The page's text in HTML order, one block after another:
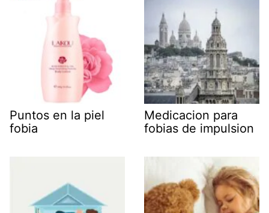
Puntos en la piel
fobia
Medicacion para
fobias de impulsion